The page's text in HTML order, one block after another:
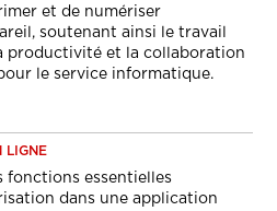
et de numériser
soutenant ainsi le travail
productivité et la collaboration
le service informatique.
LIGNE
fonctions essentielles
dans une application